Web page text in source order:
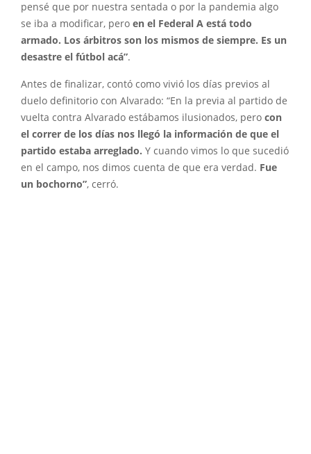
pensé que por nuestra sentada o por la pandemia algo
se iba a modificar, pero en el Federal A está todo
armado. Los árbitros son los mismos de siempre. Es un
desastre el fútbol acá”.
Antes de finalizar, contó como vivió los días previos al
duelo definitorio con Alvarado: “En la previa al partido de
vuelta contra Alvarado estábamos ilusionados, pero con
el correr de los días nos llegó la información de que el
partido estaba arreglado. Y cuando vimos lo que sucedió
en el campo, nos dimos cuenta de que era verdad. Fue
un bochorno”, cerró.